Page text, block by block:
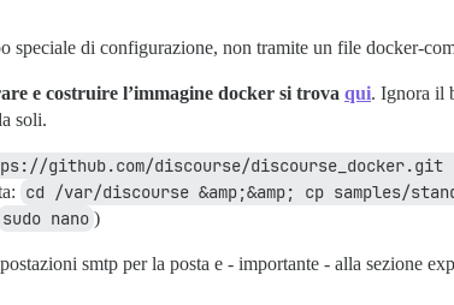
speciale di configurazione, non tramite un file docker-
e costruire l’immagine docker si trova qui. Ignora il
soli.
github.com/discourse/discourse_docker.git
cd /var/discourse &amp;&amp; cp samples/
sudo nano )
smtp per la posta e - importante - alla sezione